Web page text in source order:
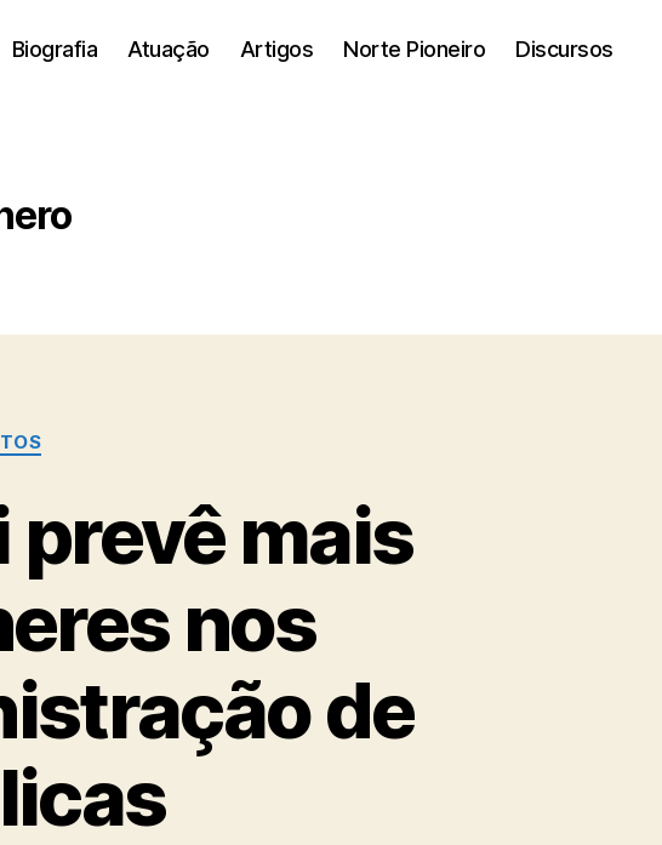
Biografia Atuação Artigos Norte Pioneiro Discursos
prevê mais
nos
de